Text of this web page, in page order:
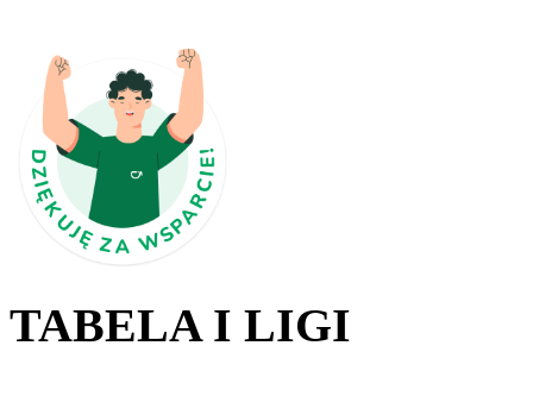
TABELA I LIGI